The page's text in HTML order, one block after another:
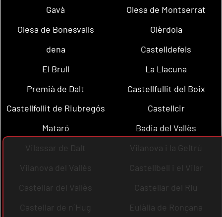
Gavà
Olesa de Montserrat
Olesa de Bonesvalls
Olèrdola
dena
Castelldefels
El Brull
La Llacuna
Premià de Dalt
Castellfullit del Boix
Castellfollit de Riubregós
Castellcir
Mataró
Badia del Vallès
Vilassar de Dalt
Vilanova i la Geltrú
Vilanova del Vallès
Castellbell i el Vilar
Castellar del Vallès
Castellar del Riu
Castellar de n´Hug
Eulàlia de Ronçana